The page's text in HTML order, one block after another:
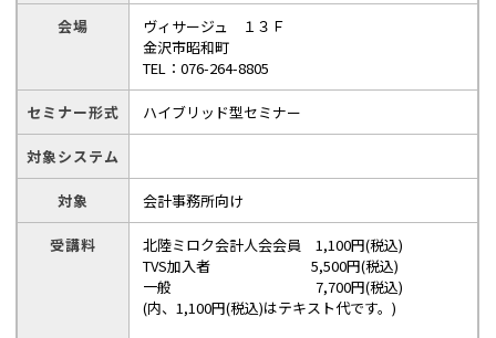
会場
ヴィサージュ １３Ｆ
金沢市昭和町
TEL：076-264-8805
セミナー形式 ハイブリッド型セミナー
対象システム
対象 会計事務所向け
受講料
北陸ミロク会計人会会員 1,100円(税込)
TVS加入者 5,500円(税込)
一般 7,700円(税込)
(内、1,100円(税込)はテキスト代です。)